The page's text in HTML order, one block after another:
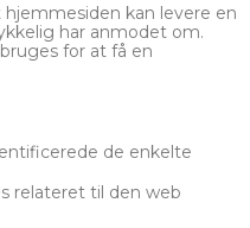
kan levere en
har anmodet om.
for at få en
de enkelte
relateret til den web